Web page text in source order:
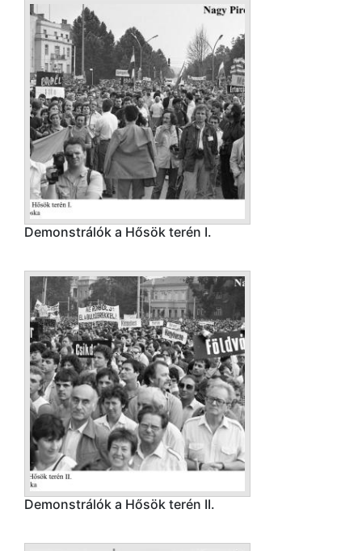
Demonstrálók a Hősök terén I.
Demonstrálók a Hősök terén II.